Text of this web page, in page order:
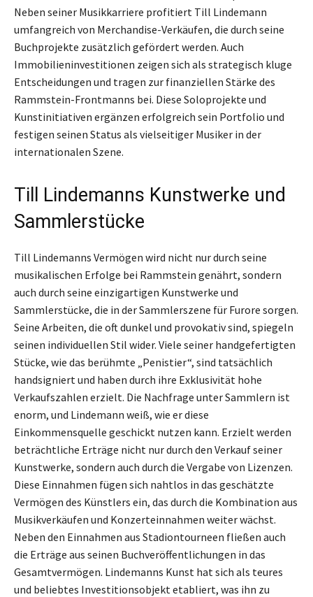
Neben seiner Musikkarriere profitiert Till Lindemann
umfangreich von Merchandise-Verkäufen, die durch seine
Buchprojekte zusätzlich gefördert werden. Auch
Immobilieninvestitionen zeigen sich als strategisch kluge
Entscheidungen und tragen zur finanziellen Stärke des
Rammstein-Frontmanns bei. Diese Soloprojekte und
Kunstinitiativen ergänzen erfolgreich sein Portfolio und
festigen seinen Status als vielseitiger Musiker in der
internationalen Szene.
Till Lindemanns Kunstwerke und
Sammlerstücke
Till Lindemanns Vermögen wird nicht nur durch seine
musikalischen Erfolge bei Rammstein genährt, sondern
auch durch seine einzigartigen Kunstwerke und
Sammlerstücke, die in der Sammlerszene für Furore sorgen.
Seine Arbeiten, die oft dunkel und provokativ sind, spiegeln
seinen individuellen Stil wider. Viele seiner handgefertigten
Stücke, wie das berühmte „Penistier“, sind tatsächlich
handsigniert und haben durch ihre Exklusivität hohe
Verkaufszahlen erzielt. Die Nachfrage unter Sammlern ist
enorm, und Lindemann weiß, wie er diese
Einkommensquelle geschickt nutzen kann. Erzielt werden
beträchtliche Erträge nicht nur durch den Verkauf seiner
Kunstwerke, sondern auch durch die Vergabe von Lizenzen.
Diese Einnahmen fügen sich nahtlos in das geschätzte
Vermögen des Künstlers ein, das durch die Kombination aus
Musikverkäufen und Konzerteinnahmen weiter wächst.
Neben den Einnahmen aus Stadiontourneen fließen auch
die Erträge aus seinen Buchveröffentlichungen in das
Gesamtvermögen. Lindemanns Kunst hat sich als teures
und beliebtes Investitionsobjekt etabliert, was ihn zu